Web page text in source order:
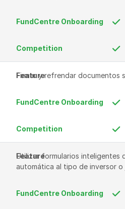
Firmar y refrendar documentos
Utilizar formularios inteligentes
automática al tipo de inversor o